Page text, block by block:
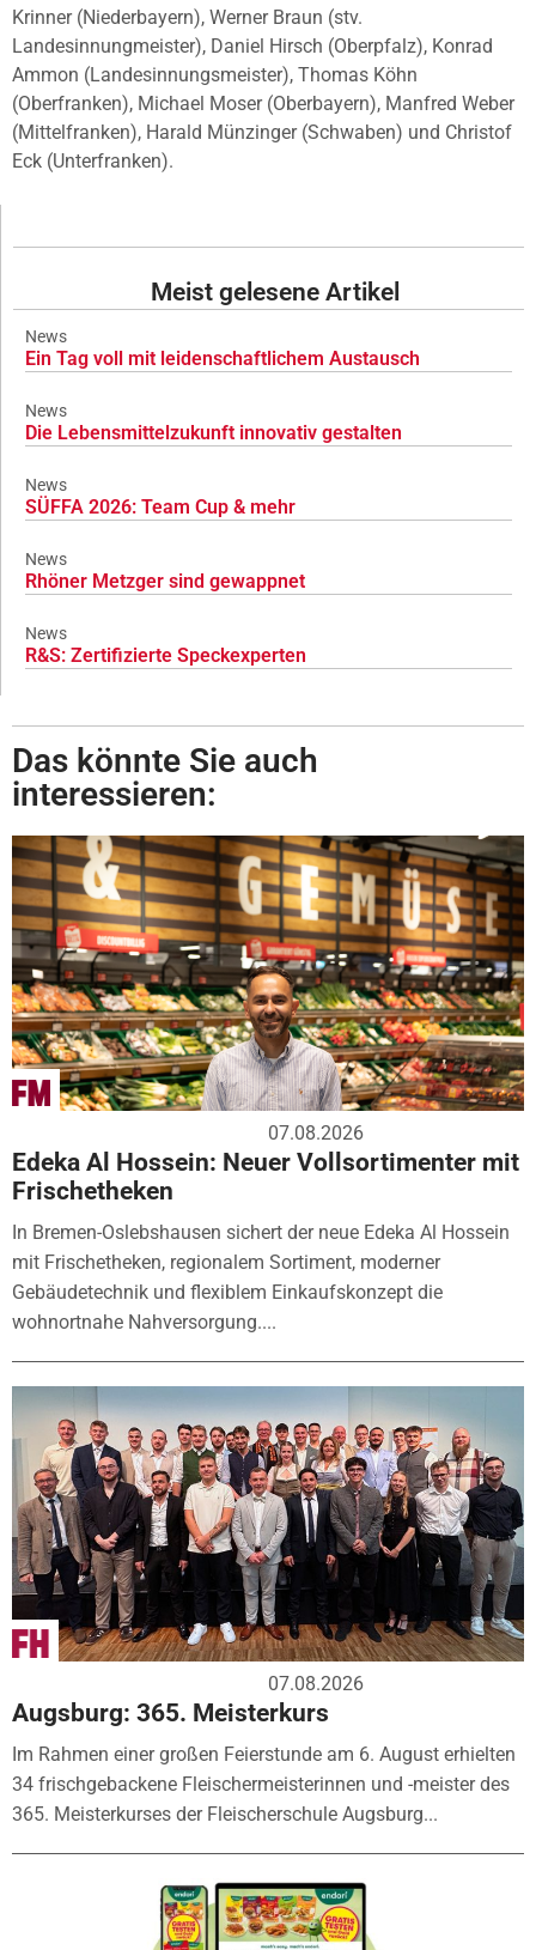
Krinner (Niederbayern), Werner Braun (stv.
Landesinnungmeister), Daniel Hirsch (Oberpfalz), Konrad
Ammon (Landesinnungsmeister), Thomas Köhn
(Oberfranken), Michael Moser (Oberbayern), Manfred Weber
(Mittelfranken), Harald Münzinger (Schwaben) und Christof
Eck (Unterfranken).
Meist gelesene Artikel
News
Ein Tag voll mit leidenschaftlichem Austausch
News
Die Lebensmittelzukunft innovativ gestalten
News
SÜFFA 2026: Team Cup & mehr
News
Rhöner Metzger sind gewappnet
News
R&S: Zertifizierte Speckexperten
Das könnte Sie auch
interessieren:
07.08.2026
Edeka Al Hossein: Neuer Vollsortimenter mit
Frischetheken
In Bremen-Oslebshausen sichert der neue Edeka Al Hossein
mit Frischetheken, regionalem Sortiment, moderner
Gebäudetechnik und flexiblem Einkaufskonzept die
wohnortnahe Nahversorgung....
07.08.2026
Augsburg: 365. Meisterkurs
Im Rahmen einer großen Feierstunde am 6. August erhielten
34 frischgebackene Fleischermeisterinnen und -meister des
365. Meisterkurses der Fleischerschule Augsburg...